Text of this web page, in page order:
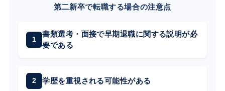
第二新卒で転職する場合の注意点
書類選考・面接で早期退職に関する説明が必
要である
学歴を重視される可能性がある